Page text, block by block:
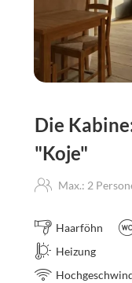
Die
"Koje"
Max.: 2
Haarföhn
Heizung